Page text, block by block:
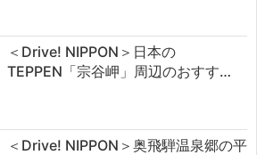
＜Drive! NIPPON＞日本の
TEPPEN「宗谷岬」周辺のおすす…
＜Drive! NIPPON＞奥飛騨温泉郷の平